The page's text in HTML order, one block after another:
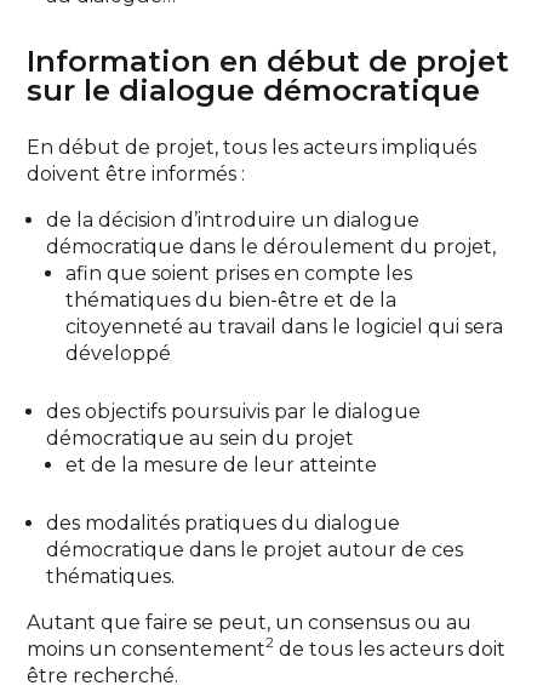
Information en début de projet
sur le dialogue démocratique
En début de projet, tous les acteurs impliqués
doivent être informés :
de la décision d’introduire un dialogue
démocratique dans le déroulement du projet,
afin que soient prises en compte les
thématiques du bien-être et de la
citoyenneté au travail dans le logiciel qui sera
développé
des objectifs poursuivis par le dialogue
démocratique au sein du projet
et de la mesure de leur atteinte
des modalités pratiques du dialogue
démocratique dans le projet autour de ces
thématiques.
Autant que faire se peut, un consensus ou au
moins un consentement2 de tous les acteurs doit
être recherché.